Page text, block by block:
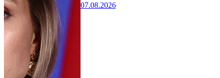
07.08.2026